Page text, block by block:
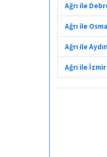
Ağrı ile
Ağrı ile
Ağrı ile
Ağrı ile